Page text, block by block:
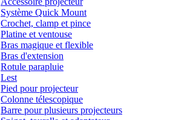
Système Quick Mount
Crochet, clamp et pince
Platine et ventouse
Bras magique et flexible
Bras d'extension
Rotule parapluie
Lest
Pied pour projecteur
Colonne télescopique
Barre pour plusieurs projecteurs